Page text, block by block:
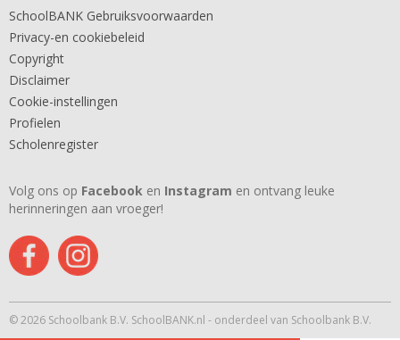
SchoolBANK Gebruiksvoorwaarden
Privacy-en cookiebeleid
Copyright
Disclaimer
Cookie-instellingen
Profielen
Scholenregister
Volg ons op Facebook en Instagram en ontvang leuke
herinneringen aan vroeger!
© 2026 Schoolbank B.V. SchoolBANK.nl - onderdeel van Schoolbank B.V.